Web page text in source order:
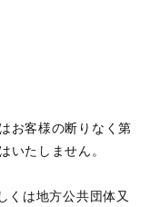
お客様の断りなく第
いたしません。
くは地方公共団体又